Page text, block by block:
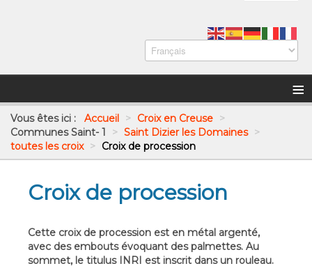
≡
Vous êtes ici : Accueil > Croix en Creuse >
Communes Saint- 1
> Saint Dizier les Domaines >
toutes les croix > Croix de procession
Croix de procession
Cette croix de procession est en métal argenté,
avec des embouts évoquant des palmettes. Au
sommet, le titulus INRI est inscrit dans un rouleau.